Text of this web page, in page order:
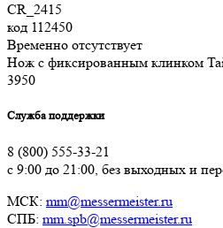
CR_2415
код 112450
Временно отсутствует
Нож с фиксированным клинком
3950
Служба поддержки
8 (800) 555-33-21
с 9:00 до 21:00, без выходных и
МСК: mm@messermeister.ru
СПБ: mm.spb@messermeister.ru